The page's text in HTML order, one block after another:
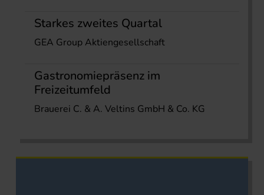
Starkes zweites Quartal
GEA Group Aktiengesellschaft
Gastronomiepräsenz im
Freizeitumfeld
Brauerei C. & A. Veltins GmbH & Co. KG